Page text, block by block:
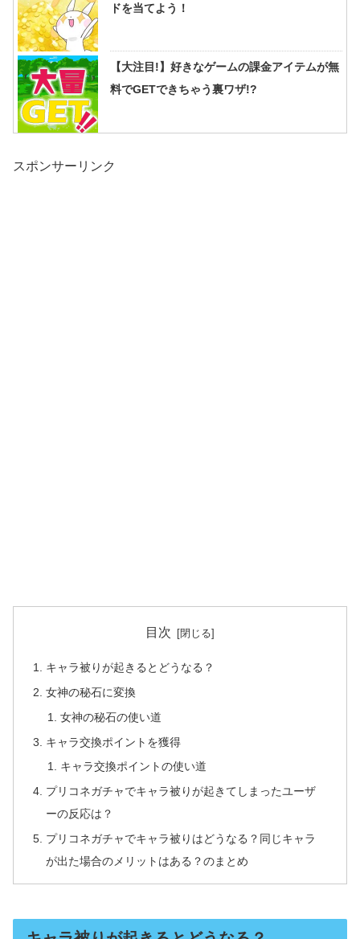
ドを当てよう！
【大注目!】好きなゲームの課金アイテムが無
料でGETできちゃう裏ワザ!?
スポンサーリンク
目次
キャラ被りが起きるとどうなる？
女神の秘石に変換
女神の秘石の使い道
キャラ交換ポイントを獲得
キャラ交換ポイントの使い道
プリコネガチャでキャラ被りが起きてしまったユーザ
ーの反応は？
プリコネガチャでキャラ被りはどうなる？同じキャラ
が出た場合のメリットはある？のまとめ